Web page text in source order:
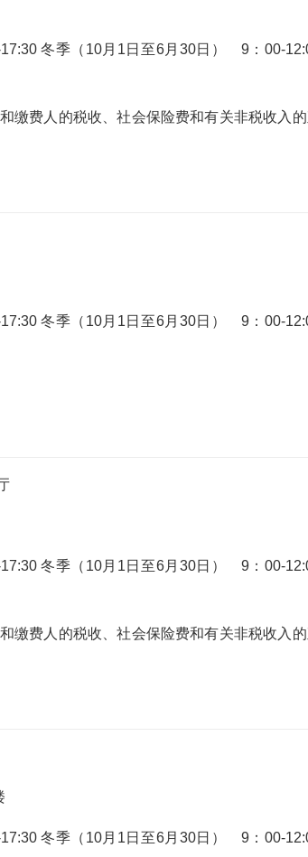
冬季（10月1日至6月30日） 9：00-
缴费人的税收、社会保险费和有关非税收入
冬季（10月1日至6月30日） 9：00-
冬季（10月1日至6月30日） 9：00-
缴费人的税收、社会保险费和有关非税收入
冬季（10月1日至6月30日） 9：00-